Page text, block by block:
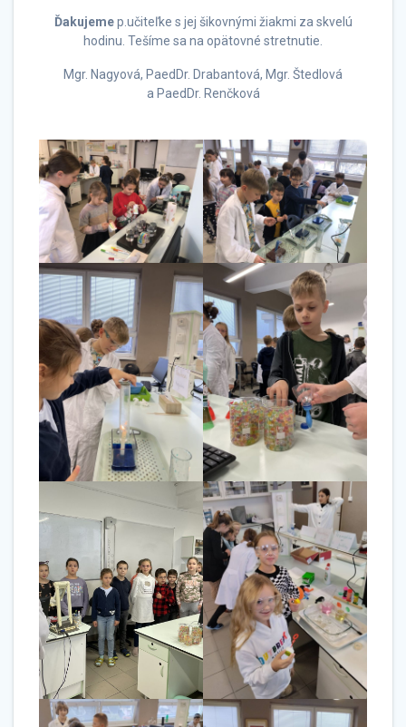
Ďakujemep.učiteľke s jej šikovnými žiakmi za skvelú
hodinu. Tešíme sa na opätovné stretnutie.
Mgr. Nagyová, PaedDr. Drabantová, Mgr. Štedlová
a PaedDr. Renčková